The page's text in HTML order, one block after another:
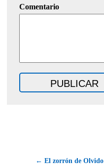
Comentario
← El zorrón de Olvido